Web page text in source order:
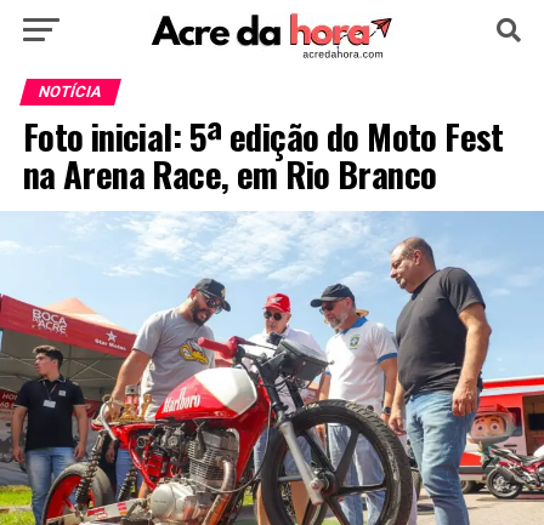
HOME
EDUCAÇÃO NOTÍCIA MUNDO
NOTÍCIA
Foto inicial: 5ª edição do Moto Fest
na Arena Race, em Rio Branco